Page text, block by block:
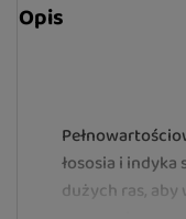
Opis
łososia i
dużych ras,